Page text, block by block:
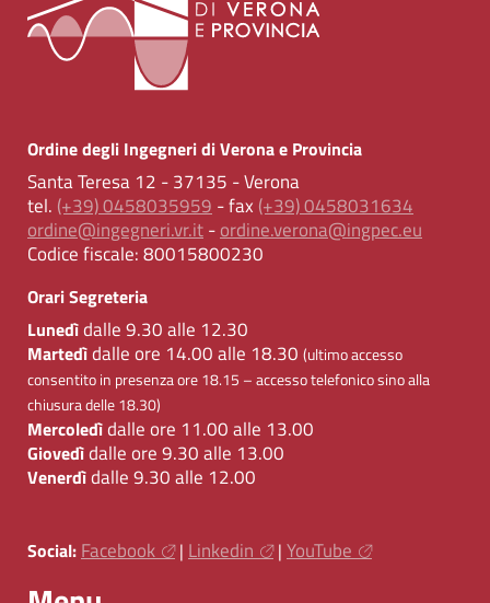
Ordine degli Ingegneri di Verona e Provincia
Santa Teresa 12 - 37135 - Verona
tel. (+39) 0458035959 - fax (+39) 0458031634
ordine@ingegneri.vr.it-ordine.verona@ingpec.eu
Codice fiscale:80015800230
Orari Segreteria
Lunedìdalle 9.30 alle 12.30
Martedìdalle ore 14.00 alle 18.30 (ultimo accesso
consentito in presenza ore 18.15 – accesso telefonico sino alla
chiusura delle 18.30)
Mercoledìdalle ore 11.00 alle 13.00
Giovedìdalle ore 9.30 alle 13.00
Venerdìdalle 9.30 alle 12.00
Social: Facebook | Linkedin | YouTube